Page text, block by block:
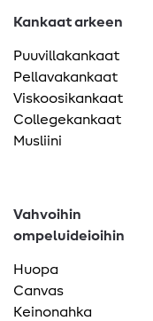
Kankaat arkeen
Puuvillakankaat
Pellavakankaat
Viskoosikankaat
Collegekankaat
Musliini
Vahvoihin
ompeluideioihin
Huopa
Canvas
Keinonahka